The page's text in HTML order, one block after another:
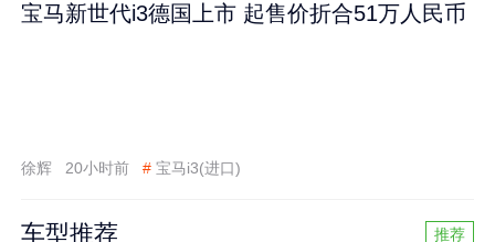
宝马新世代i3德国上市 起售价折合51万人民币
徐辉 20小时前 # 宝马i3(进口)
车型推荐 推荐